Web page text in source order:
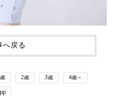
へ戻る
2歳 3歳 4歳～